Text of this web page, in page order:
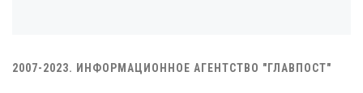
2007-2023. ИНФОРМАЦИОННОЕ АГЕНТСТВО "ГЛАВПОСТ"